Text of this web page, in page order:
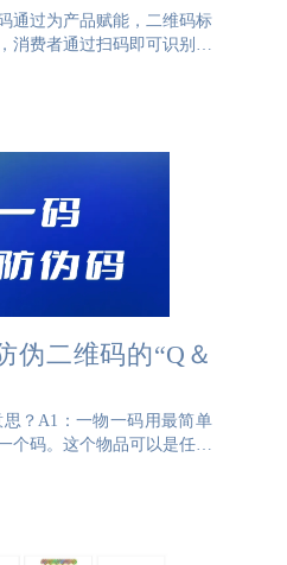
通过为产品赋能，二维码标
消费者通过扫码即可识别产
员，可以扫码领取红包，即
包奖励！提高销售人员推荐
伪二维码的“Q＆
？A1：一物一码用最简单
个码。这个物品可以是任意
一果一码；如果是酒水饮料
装产品就是一盒一码，总